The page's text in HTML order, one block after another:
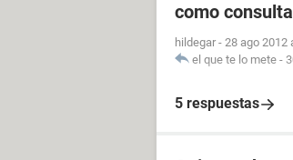
como
hildegar - 28 ago 2012
el que te lo mete -
5 respuestas